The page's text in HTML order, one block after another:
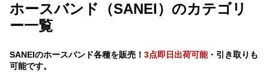
ホースバンド（SANEI）のカテゴリ
ー一覧
SANEIのホースバンド各種を販売！ 3点即日出荷可能・引き取りも
可能です。